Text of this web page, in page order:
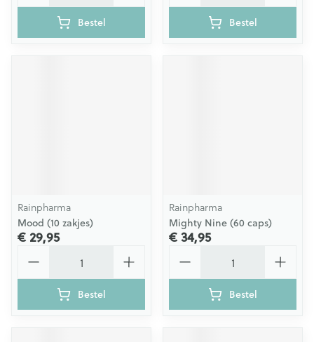
Bestel Bestel
Rainpharma
Mood (10 zakjes)
€ 29,95
Bestel
Rainpharma
Mighty Nine (60 caps)
€ 34,95
Bestel